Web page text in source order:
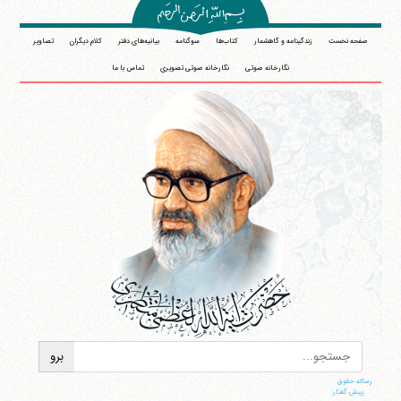
صفحه نخست زندگینامه و گاهشمار کتاب‌ها سوگنامه بیانیه‌های دفتر کلام دیگران تصاویر
نگارخانه صوتی نگارخانه صوتی تصویری تماس با ما
رساله حقوق
پیش گفتار: